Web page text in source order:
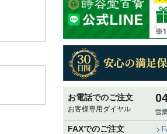
お電話でのご注文
お客様専用ダイヤル 営
FAXでのご注文